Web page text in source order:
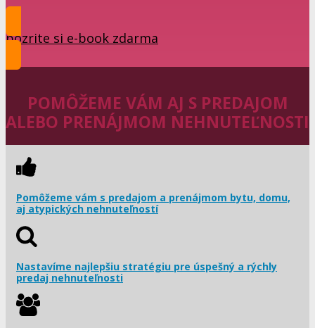
pozrite si e-book zdarma
POMÔŽEME VÁM AJ S PREDAJOM
ALEBO PRENÁJMOM NEHNUTEĽNOSTI
Pomôžeme vám s predajom a prenájmom bytu, domu,
aj atypických nehnuteľností
Nastavíme najlepšiu stratégiu pre úspešný a rýchly
predaj nehnuteľnosti